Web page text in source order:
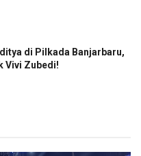
di Pilkada Banjarbaru,
Vivi Zubedi!